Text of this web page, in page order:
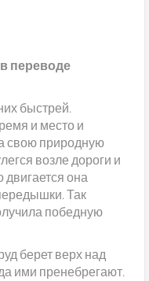
переводе
быстрей.
и место и
свою природную
возле дороги и
двигается она
Так
победную
берет верх над
ими пренебрегают.